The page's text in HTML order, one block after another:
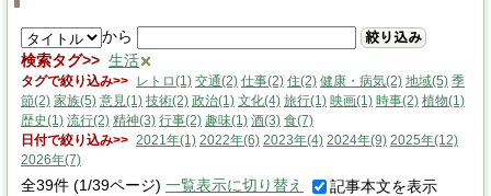
から 絞り込み
検索タグ 生活
タグで絞り込み レトロ(1) 交通(2) 仕事(2) 住(2) 健康・病気(2) 地域(5) 季
節(2) 家族(5) 意見(1) 技術(2) 政治(1) 文化(4) 旅行(1) 映画(1) 時事(2) 植物(1)
歴史(1) 流行(2) 精神(3) 行事(2) 趣味(1) 酒(3) 食(7)
日付で絞り込み
2021年(1) 2022年(6) 2023年(4) 2024年(9) 2025年(12)
2026年(7)
全39件 (1/39ページ) 一覧表示に切り替え 記事本文を表示